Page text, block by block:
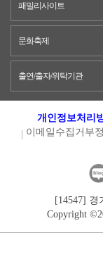
패밀리사이트
문화축제
출연/출자/위탁기관
개인정보처리
이메일수집거부
[14547] 경
Copyright